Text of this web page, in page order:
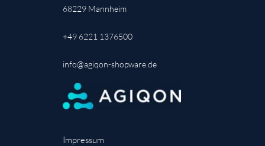
68229 Mannheim
+49 6221 1376500
info@agiqon-shopware.de
Impressum